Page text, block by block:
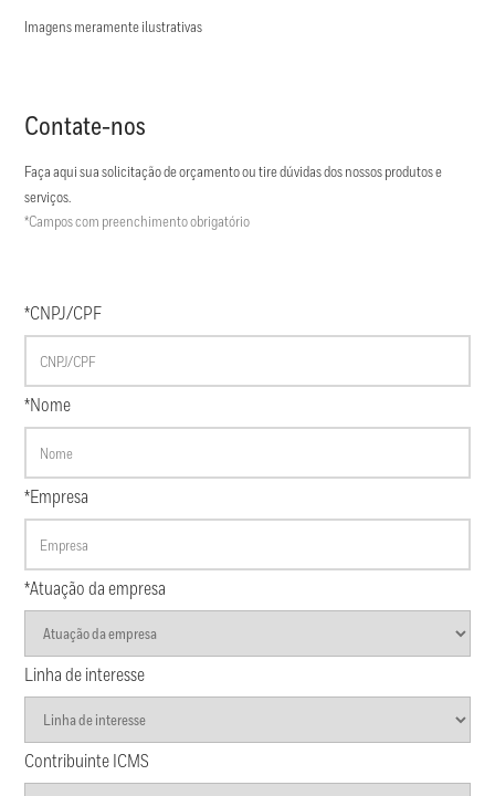
Imagens meramente ilustrativas
Contate-nos
Faça aqui sua solicitação de orçamento ou tire dúvidas dos nossos produtos e
serviços.
*Campos com preenchimento obrigatório
*CNPJ/CPF
*Nome
*Empresa
*Atuação da empresa
Linha de interesse
Contribuinte ICMS